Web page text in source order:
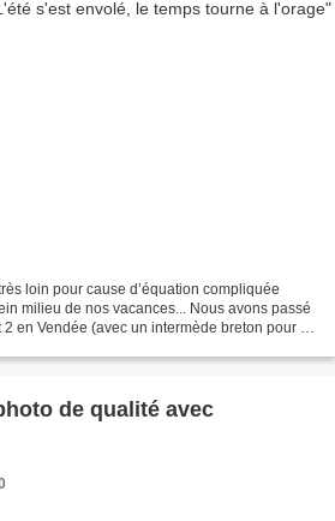
loin pour cause d’équation compliquée
milieu de nos vacances... Nous avons passé
en Vendée (avec un intermède breton pour le
de qualité avec